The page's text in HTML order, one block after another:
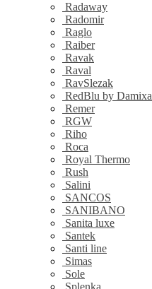
Radaway
Radomir
Raglo
Raiber
Ravak
Raval
RavSlezak
RedBlu by Damixa
Remer
RGW
Riho
Roca
Royal Thermo
Rush
Salini
SANCOS
SANIBANO
Sanita luxe
Santek
Santi line
Simas
Sole
Splenka